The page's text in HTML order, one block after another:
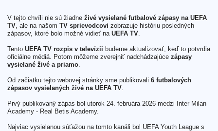
V tejto chvíli nie sú žiadne živé vysielané futbalové zápasy na UEFA
TV, ale na našom TV sprievodcovi zobrazuje históriu posledných
zápasov, ktoré bolo možné vidieť na UEFA TV.
Tento UEFA TV rozpis v televízii budeme aktualizovať, keď to potvrdia
oficiálne médiá. Potom môžeme zverejniť nadchádzajúce zápasy
vysielané živé a priamo.
Od začiatku tejto webovej stránky sme publikovali 6 futbalových
zápasov vysielaných živé na UEFA TV.
Prvý publikovaný zápas bol utorok 24. februára 2026 medzi Inter Milan
Academy - Real Betis Academy.
Najviac vysielanou súťažou na tomto kanáli bol UEFA Youth League s